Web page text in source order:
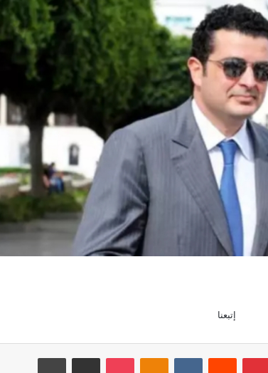
إتبعنا
بينتيريست